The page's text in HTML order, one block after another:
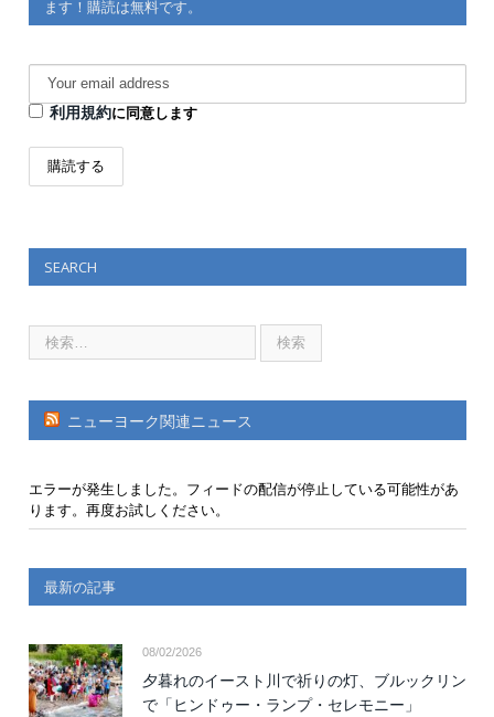
ます！購読は無料です。
利用規約に同意します
SEARCH
ニューヨーク関連ニュース
エラーが発生しました。フィードの配信が停止している可能性があ
ります。再度お試しください。
最新の記事
08/02/2026
夕暮れのイースト川で祈りの灯、ブルックリン
で「ヒンドゥー・ランプ・セレモニー」